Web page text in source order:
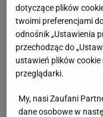
Zobacz wideo
drogowe
Policja wydała
scenach w
dotyczące plików
twoimi preferencjami
odnośnik „Ustawienia
przechodząc do
ustawień plików
przeglądarki.
My, nasi Zaufani
dane osobowe w